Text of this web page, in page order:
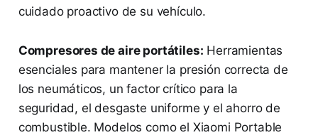
cuidado proactivo de su vehículo.
Compresores de aire portátiles: Herramientas
esenciales para mantener la presión correcta de
los neumáticos, un factor crítico para la
seguridad, el desgaste uniforme y el ahorro de
combustible. Modelos como el Xiaomi Portable